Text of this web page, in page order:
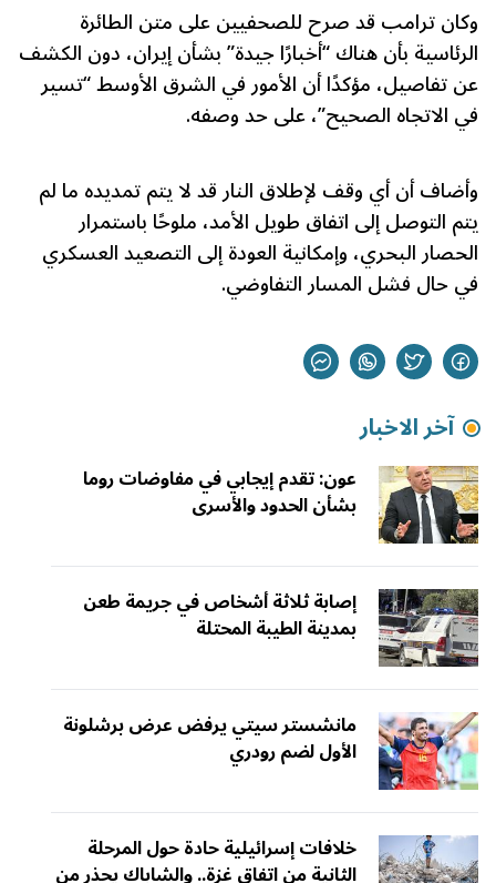
وكان ترامب قد صرح للصحفيين على متن الطائرة
الرئاسية بأن هناك “أخبارًا جيدة” بشأن إيران، دون الكشف
عن تفاصيل، مؤكدًا أن الأمور في الشرق الأوسط “تسير
في الاتجاه الصحيح”، على حد وصفه.
وأضاف أن أي وقف لإطلاق النار قد لا يتم تمديده ما لم
يتم التوصل إلى اتفاق طويل الأمد، ملوحًا باستمرار
الحصار البحري، وإمكانية العودة إلى التصعيد العسكري
في حال فشل المسار التفاوضي.
آخر الاخبار
عون: تقدم إيجابي في مفاوضات روما
بشأن الحدود والأسرى
إصابة ثلاثة أشخاص في جريمة طعن
بمدينة الطيبة المحتلة
مانشستر سيتي يرفض عرض برشلونة
الأول لضم رودري
خلافات إسرائيلية حادة حول المرحلة
الثانية من اتفاق غزة.. والشاباك يحذر من